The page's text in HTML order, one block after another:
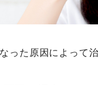
った原因によって